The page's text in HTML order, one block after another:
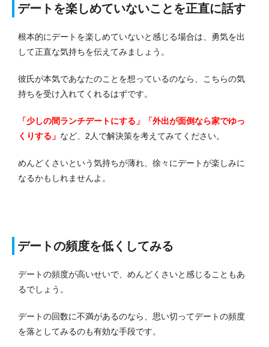
デートを楽しめていないことを正直に話す
根本的にデートを楽しめていないと感じる場合は、勇気を出
して正直な気持ちを伝えてみましょう。
彼氏が本気であなたのことを想っているのなら、こちらの気
持ちを受け入れてくれるはずです。
「少しの間ランチデートにする」「外出が面倒なら家でゆっ
くりする」 など、2人で解決策を考えてみてください。
めんどくさいという気持ちが薄れ、徐々にデートが楽しみに
なるかもしれませんよ。
デートの頻度を低くしてみる
デートの頻度が高いせいで、めんどくさいと感じることもあ
るでしょう。
デートの回数に不満があるのなら、思い切ってデートの頻度
を落としてみるのも有効な手段です。